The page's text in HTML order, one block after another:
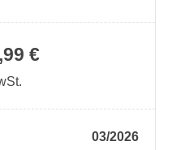
€
03/2026